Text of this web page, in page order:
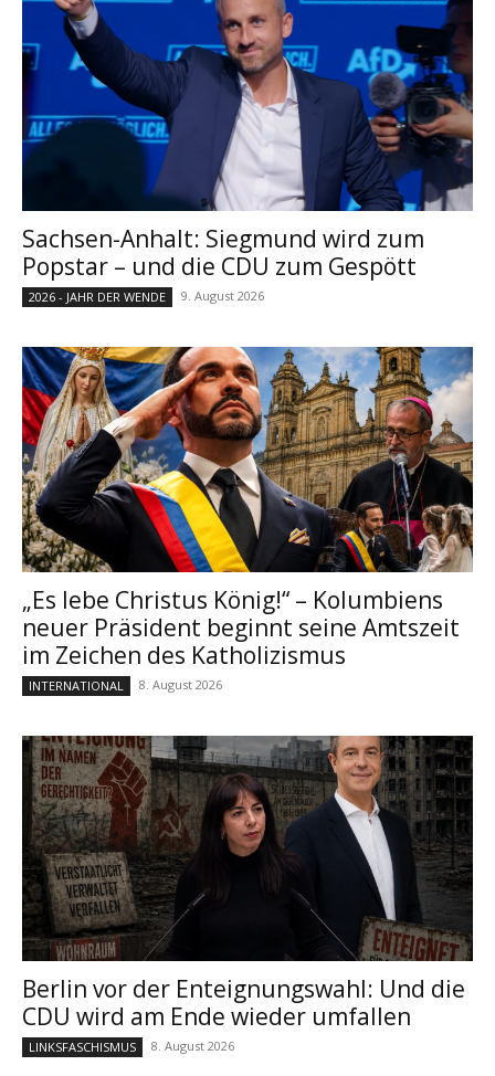
Sachsen-Anhalt: Siegmund wird zum
Popstar – und die CDU zum Gespött
2026 - JAHR DER WENDE 9. August 2026
„Es lebe Christus König!“ – Kolumbiens
neuer Präsident beginnt seine Amtszeit
im Zeichen des Katholizismus
INTERNATIONAL 8. August 2026
Berlin vor der Enteignungswahl: Und die
CDU wird am Ende wieder umfallen
LINKSFASCHISMUS 8. August 2026